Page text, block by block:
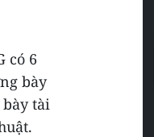
có 6
bày
tài